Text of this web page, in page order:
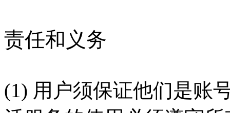
责任和义务
(1) 用户须保证他们是账